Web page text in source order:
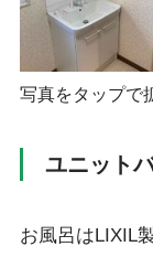
写真をタップで
ユニット
お風呂はLIXIL